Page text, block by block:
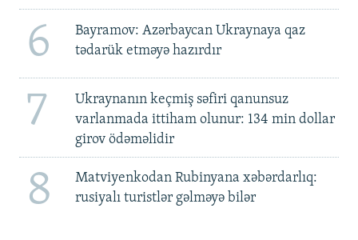
6
Bayramov: Azərbaycan Ukraynaya qaz
tədarük etməyə hazırdır
7
Ukraynanın keçmiş səfiri qanunsuz
varlanmada ittiham olunur: 134 min dollar
girov ödəməlidir
8
Matviyenkodan Rubinyana xəbərdarlıq:
rusiyalı turistlər gəlməyə bilər